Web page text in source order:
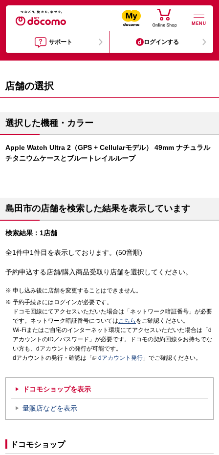
MENU
サポート ログインする
店舗の選択
選択した機種・カラー
Apple Watch Ultra 2（GPS + Cellularモデル） 49mm ナチュラル
チタニウムケースとブルートレイルループ
島田市の店舗を検索した結果を表示しています
検索結果：1店舗
全1件中1件目を表示しております。(50音順)
予約申込する店舗/購入商品受取り店舗を選択してください。
申し込み後に店舗を変更することはできません。
予約手続きにはログインが必要です。
ドコモ回線にてアクセスいただいた場合は「ネットワーク暗証番号」が必要
です。ネットワーク暗証番号についてはこちら をご確認ください。
Wi-Fiまたはご自宅のインターネット環境にてアクセスいただいた場合は「d
アカウントのID／パスワード」が必要です。ドコモの契約回線をお持ちでな
い方も、dアカウントの発行が可能です。
dアカウントの発行・確認は「
dアカウント発行 」でご確認ください。
ドコモショップを表示
量販店などを表示
ドコモショップ